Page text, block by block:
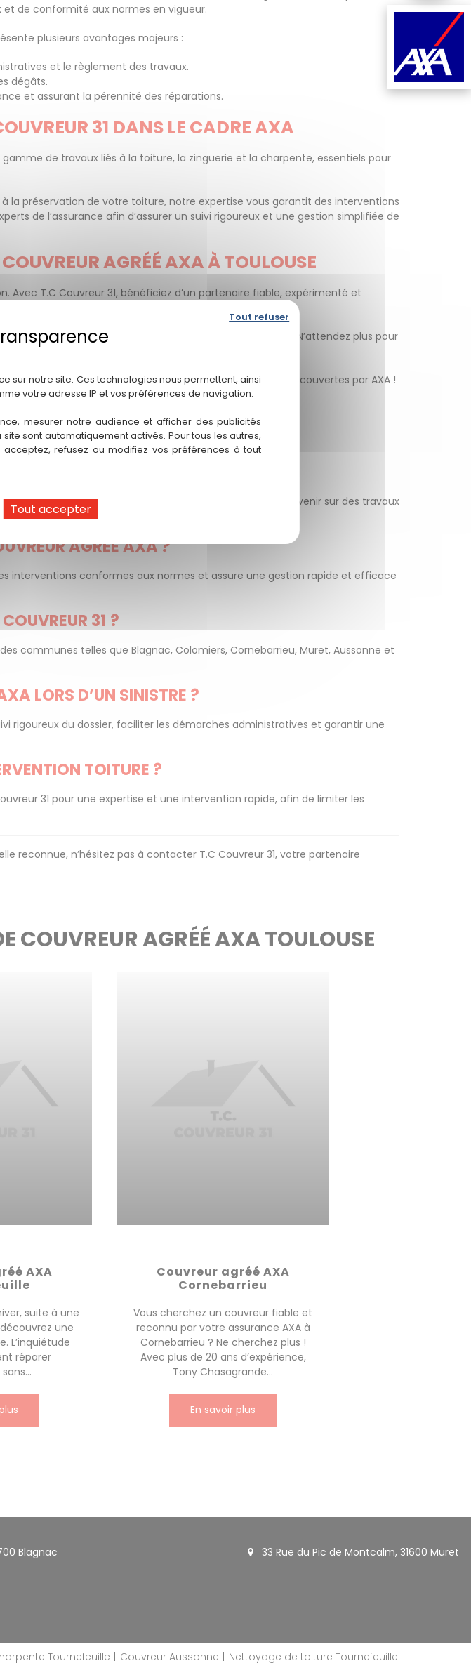
de conformité aux normes en vigueur.
plusieurs avantages majeurs :
et le règlement des travaux.
dégâts.
et assurant la pérennité des réparations.
31 DANS LE CADRE AXA
de travaux liés à la toiture, la zinguerie et la charpente, essentiels pour
la préservation de votre toiture, notre expertise vous garantit des interventions
de l’assurance afin d’assurer un suivi rigoureux et une gestion simplifiée de
AGRÉÉ AXA À TOULOUSE
T.C Couvreur 31, bénéficiez d’un partenaire fiable, expérimenté et
et charpente.
réalisé dans le respect des normes et de vos attentes. N’attendez plus pour
faire toute la différence pour vos projets et réparations couvertes par AXA !
après un sinistre ?
à des critères stricts de qualité et de conformité pour intervenir sur des travaux
AGRÉÉ AXA ?
interventions conformes aux normes et assure une gestion rapide et efficace
31 ?
communes telles que Blagnac, Colomiers, Cornebarrieu, Muret, Aussonne et
LORS D’UN SINISTRE ?
rigoureux du dossier, faciliter les démarches administratives et garantir une
TOITURE ?
31 pour une expertise et une intervention rapide, afin de limiter les
reconnue, n’hésitez pas à contacter T.C Couvreur 31, votre partenaire
COUVREUR AGRÉÉ AXA TOULOUSE
AXA
suite à une
une
L’inquiétude
réparer
Couvreur agréé AXA
Cornebarrieu
Vous cherchez un couvreur fiable et
reconnu par votre assurance AXA à
Cornebarrieu ? Ne cherchez plus !
Avec plus de 20 ans d’expérience,
Tony Chasagrande...
En savoir plus
Blagnac
33 Rue du Pic de Montcalm, 31600 Muret
Tournefeuille Couvreur Aussonne Nettoyage de toiture Tournefeuille
sur notre site. Ces technologies nous permettent, ainsi
votre adresse IP et vos préférences de navigation.
mesurer notre audience et afficher des publicités
sont automatiquement activés. Pour tous les autres,
refusez ou modifiez vos préférences à tout
Tout accepter
Tout refuser